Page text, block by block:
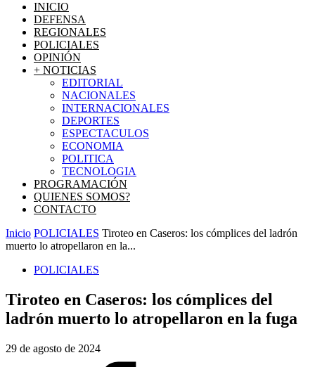
INICIO
DEFENSA
REGIONALES
POLICIALES
OPINIÓN
+ NOTICIAS
EDITORIAL
NACIONALES
INTERNACIONALES
DEPORTES
ESPECTACULOS
ECONOMIA
POLITICA
TECNOLOGIA
PROGRAMACIÓN
QUIENES SOMOS?
CONTACTO
Inicio POLICIALES Tiroteo en Caseros: los cómplices del ladrón
muerto lo atropellaron en la...
POLICIALES
Tiroteo en Caseros: los cómplices del
ladrón muerto lo atropellaron en la fuga
29 de agosto de 2024